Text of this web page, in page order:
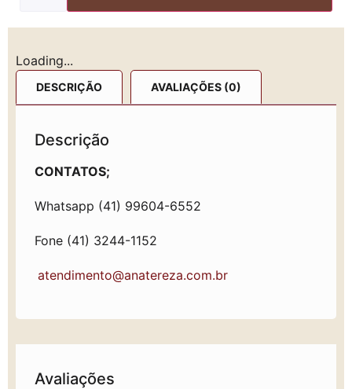
Loading...
DESCRIÇÃO AVALIAÇÕES (0)
Descrição
CONTATOS;
Whatsapp (41) 99604-6552
Fone (41) 3244-1152
atendimento@anatereza.com.br
Avaliações